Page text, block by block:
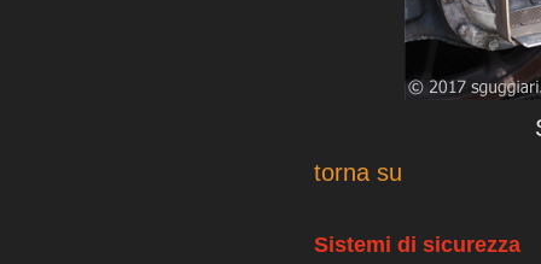
torna su
Sistemi di sicurezza